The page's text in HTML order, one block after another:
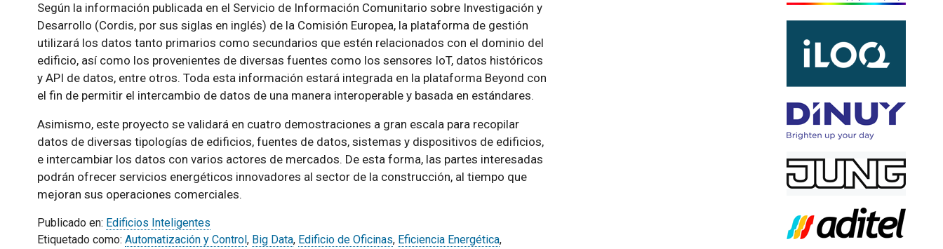
Según la información publicada en el Servicio de Información Comunitario sobre Investigación y
Desarrollo (Cordis, por sus siglas en inglés) de la Comisión Europea, la plataforma de gestión
utilizará los datos tanto primarios como secundarios que estén relacionados con el dominio del
edificio, así como los provenientes de diversas fuentes como los sensores IoT, datos históricos
y API de datos, entre otros. Toda esta información estará integrada en la plataforma Beyond con
el fin de permitir el intercambio de datos de una manera interoperable y basada en estándares.
Asimismo, este proyecto se validará en cuatro demostraciones a gran escala para recopilar
datos de diversas tipologías de edificios, fuentes de datos, sistemas y dispositivos de edificios,
e intercambiar los datos con varios actores de mercados. De esta forma, las partes interesadas
podrán ofrecer servicios energéticos innovadores al sector de la construcción, al tiempo que
mejoran sus operaciones comerciales.
Publicado en: Edificios Inteligentes
Etiquetado como: Automatización y Control, Big Data, Edificio de Oficinas, Eficiencia Energética,